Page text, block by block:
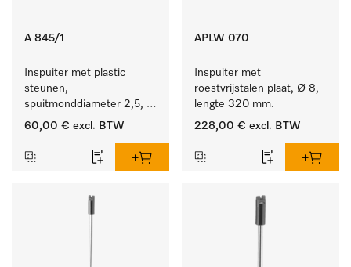
A 845/1
Inspuiter met plastic
steunen,
spuitmonddiameter 2,5,
lengte 125 mm, 5 stuks.
60,00 € excl. BTW
APLW 070
Inspuiter met
roestvrijstalen plaat, Ø 8,
lengte 320 mm.
228,00 € excl. BTW